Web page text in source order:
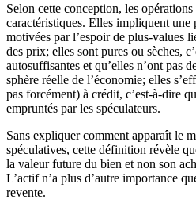
Selon cette conception, les
caractéristiques. Elles impliquent une
motivées par l’espoir de plus-values
des prix; elles sont pures ou sèches,
autosuffisantes et qu’elles n’ont pas
sphère réelle de l’économie; elles
pas forcément) à crédit, c’est-à-dire
empruntés par les spéculateurs.
Sans expliquer comment apparaît le
spéculatives, cette définition révèle
la valeur future du bien et non son
L’actif n’a plus d’autre importance
revente.